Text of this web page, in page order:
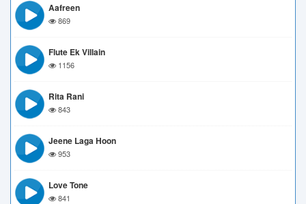
Aafreen
869
Flute Ek Villain
1156
Rita Rani
843
Jeene Laga Hoon
953
Love Tone
841